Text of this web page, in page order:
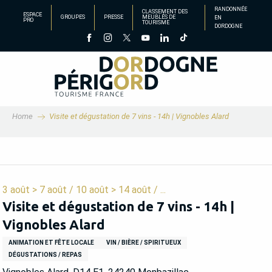
principal
ESPACE
PRO
GROUPES PRESSE
CLASSEMENT DES
MEUBLÉS DE
TOURISME
RANDONNÉE
EN
DORDOGNE
Home Visite et dégustation de 7 vins - 14h | Vignobles Alard
3 août > 7 août / 10 août > 14 août / ...
Visite et dégustation de 7 vins - 14h |
Vignobles Alard
ANIMATION ET FÊTE LOCALE
VIN / BIÈRE / SPIRITUEUX
DÉGUSTATIONS / REPAS